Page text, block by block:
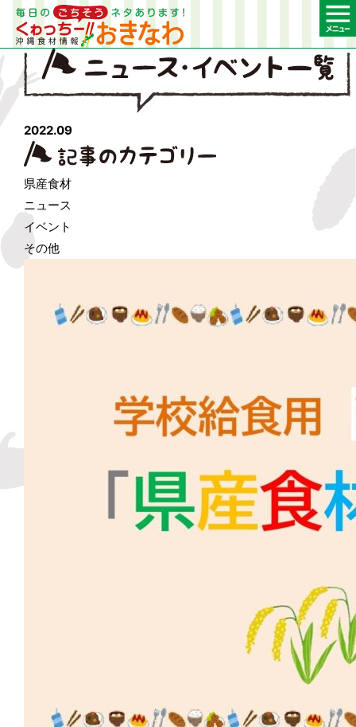
2022.09
県産食材
ニュース
イベント
その他